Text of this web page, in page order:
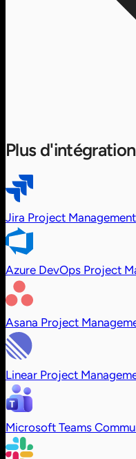
Plus
Jira Project Management
Azure DevOps Project
Asana Project
Linear Project
Microsoft Teams